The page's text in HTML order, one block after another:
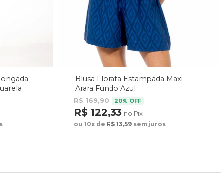
Blusa Florata Estampada Maxi
Arara Fundo Azul
R$ 169,90 20% OFF
R$ 122,33 no Pix
ou 10x de R$ 13,59 sem juros